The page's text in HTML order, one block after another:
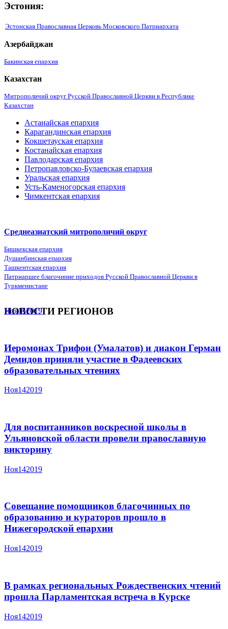
Эстония:
Эстонская Православная Церковь Московского Патриархата
Азербайджан
Бакинская епархия
Казахстан
Митрополичий округ Русской Православной Церкви в Республике
Казахстан
Астанайская епархия
Карагандинская епархия
Кокшетауская епархия
Костанайская епархия
Павлодарская епархия
Петропавловско-Булаевская епархия
Уральская епархия
Усть-Каменогорская епархия
Чимкентская епархия
Среднеазиатский митрополичий округ
Бишкекская епархия
Душанбинская епархия
Ташкентская епархия
Патриаршее благочиние приходов Русской Православной Церкви в
Туркменистане
НОВОСТИ РЕГИОНОВ
Ноя152019
Иеромонах Трифон (Умалатов) и диакон Герман
Демидов приняли участие в Фадеевских
образовательных чтениях
Ноя142019
Для воспитанников воскресной школы в
Ульяновской области провели православную
викторину
Ноя142019
Совещание помощников благочинных по
образованию и кураторов прошло в
Нижегородской епархии
Ноя142019
В рамках региональных Рождественских чтений
прошла Парламентская встреча в Курске
Ноя142019